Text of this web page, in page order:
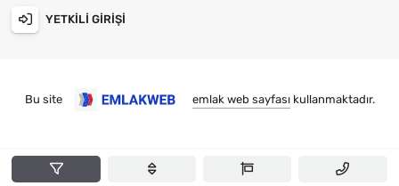
YETKILI GIRIŞI
Bu site emlak web sayfasıkullanmaktadır.